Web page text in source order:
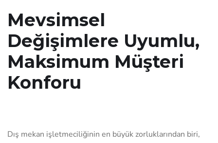
Mevsimsel
Değişimlere Uyumlu,
Maksimum Müşteri
Konforu
Dış mekan işletmeciliğinin en büyük zorluklarından biri,